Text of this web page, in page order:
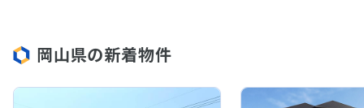
岡山県の新着物件